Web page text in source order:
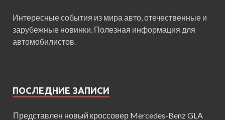
Интересные события из мира авто, отечественные и
зарубежные новинки. Полезная информация для
автомобилистов.
ПОСЛЕДНИЕ ЗАПИСИ
Представлен новый кроссовер Mercedes-Benz GLA